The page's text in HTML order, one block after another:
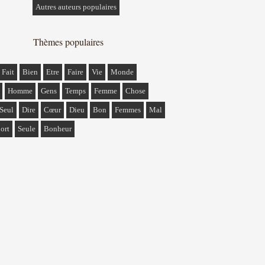
Autres auteurs populaires
Thèmes populaires
Fait Bien Etre Faire Vie Monde
Homme Gens Temps Femme Chose
Seul Dire Cœur Dieu Bon Femmes Mal
Seule Bonheur